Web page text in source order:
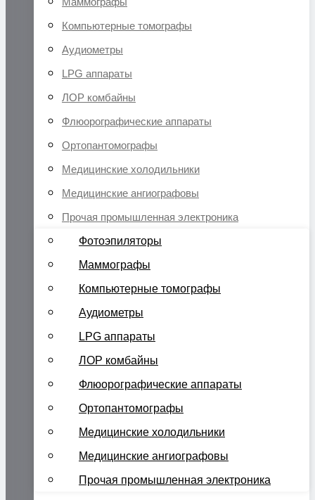
Компьютерные томографы
Аудиометры
LPG аппараты
ЛОР комбайны
Флюорографические аппараты
Ортопантомографы
Медицинские холодильники
Медицинские ангиографовы
Прочая промышленная электроника
Фотоэпиляторы
Маммографы
Компьютерные томографы
Аудиометры
LPG аппараты
ЛОР комбайны
Флюорографические аппараты
Ортопантомографы
Медицинские холодильники
Медицинские ангиографовы
Прочая промышленная электроника